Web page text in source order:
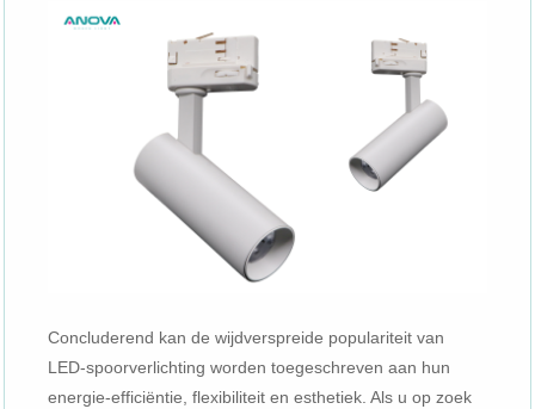
Concluderend kan de wijdverspreide populariteit van
LED-spoorverlichting worden toegeschreven aan hun
energie-efficiëntie, flexibiliteit en esthetiek. Als u op zoek